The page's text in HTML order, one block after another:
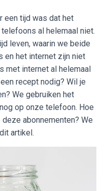
N
een tijd was dat het
al helemaal niet.
leven, waarin we beide
en het internet zijn niet
met internet al helemaal
recept nodig? Wil je
We gebruiken het
op onze telefoon. Hoe
abonnementen? We
artikel.